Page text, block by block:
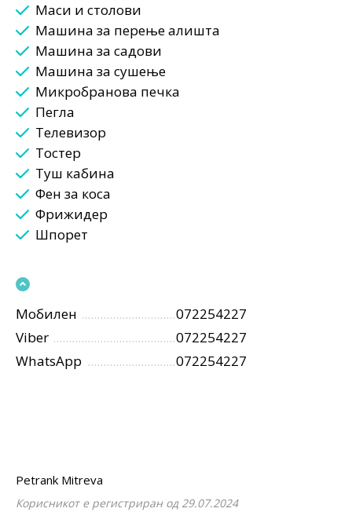
Маси и столови
Машина за перење алишта
Машина за садови
Машина за сушење
Микробранова печка
Пегла
Телевизор
Тостер
Туш кабина
Фен за коса
Фрижидер
Шпорет
Мобилен
072254227
Viber
072254227
WhatsApp
072254227
Petrank Mitreva
Корисникот е регистриран од 29.07.2024